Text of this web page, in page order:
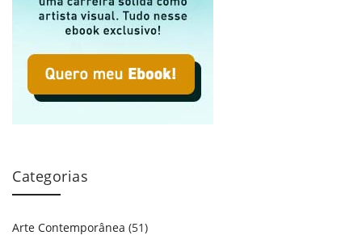
Categorias
Arte Contemporânea (51)